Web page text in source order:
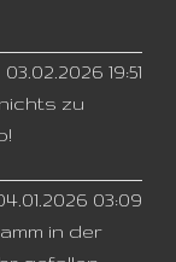
03.02.2026 19:51
zu
03:09
in der